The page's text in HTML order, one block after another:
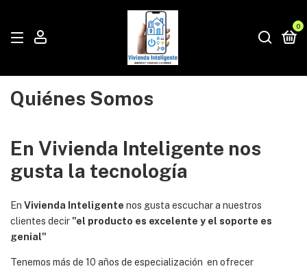
0
Quiénes Somos
En Vivienda Inteligente nos
gusta la tecnología
En Vivienda Inteligente nos gusta escuchar a nuestros
clientes decir"el producto es excelente y el soporte es
genial"
Tenemos más de 10 años de especialización en ofrecer